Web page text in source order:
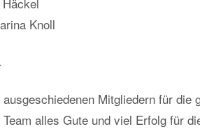
Knoll
Mitgliedern für die
alles Gute und viel Erfolg für